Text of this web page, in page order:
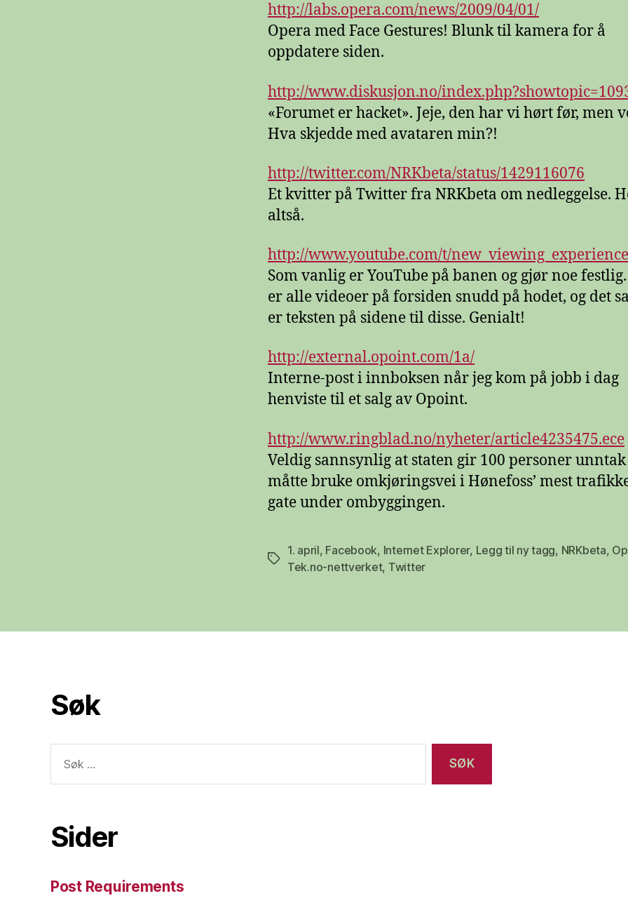
http://labs.opera.com/news/2009/04/01/
Opera med Face Gestures! Blunk til kamera for å
oppdatere siden.
http://www.diskusjon.no/
«Forumet er hacket». Jeje, den har vi hørt før, men
Hva skjedde med avataren min?!
http://twitter.com/NRKbeta/status/1429116076
Et kvitter på Twitter fra NRKbeta om nedleggelse.
altså.
http://www.youtube.com/t/new_viewing_experience
Som vanlig er YouTube på banen og gjør noe
er alle videoer på forsiden snudd på hodet, og det
er teksten på sidene til disse. Genialt!
http://external.opoint.com/1a/
Interne-post i innboksen når jeg kom på jobb i dag
henviste til et salg av Opoint.
http://www.ringblad.no/nyheter/article4235475.ece
Veldig sannsynlig at staten gir 100 personer
måtte bruke omkjøringsvei i Hønefoss’ mest
gate under ombyggingen.
Stikkord
1. april, Facebook, Internet Explorer, Legg til ny tagg, NRKbeta,
Tek.no-nettverket, Twitter
Søk
etter:
Sider
Post Requirements